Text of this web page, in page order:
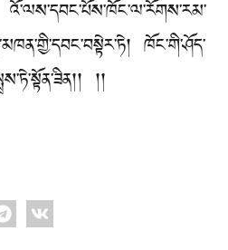
ཁོང་གི་ཤོད་
།།